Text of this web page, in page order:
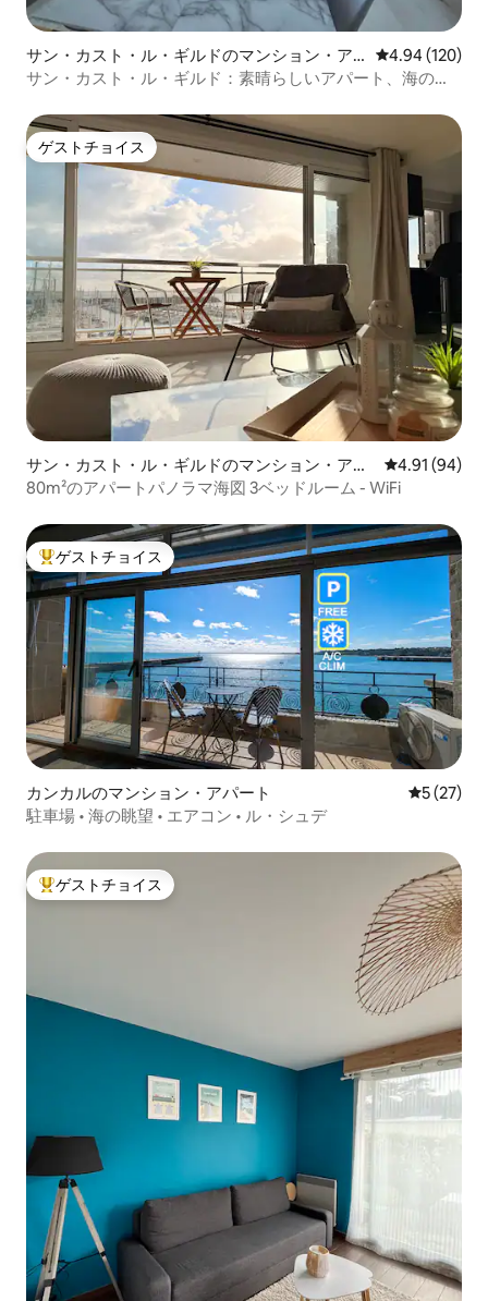
サン・カスト・ル・ギルドのマンション・ア
パート
レビュー120
4.94 (120)
サン・カスト・ル・ギルド：素晴らしいアパート、海の眺
ゲストチョイス
ゲストチョイス
サン・カスト・ル・ギルドのマンション・アパ
ート
レビュー94
4.91 (94)
80m²のアパートパノラマ海図 3ベッドルーム - WiFi
大好評のゲストチョイスです。
ゲストチョイス
カンカルのマンション・アパート レビュー
5 (27)
駐車場 • 海の眺望 • エアコン • ル・シュデ
大好評のゲストチョイスです。
ゲストチョイス